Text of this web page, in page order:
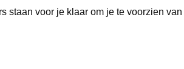
staan voor je klaar om je te voorzien van